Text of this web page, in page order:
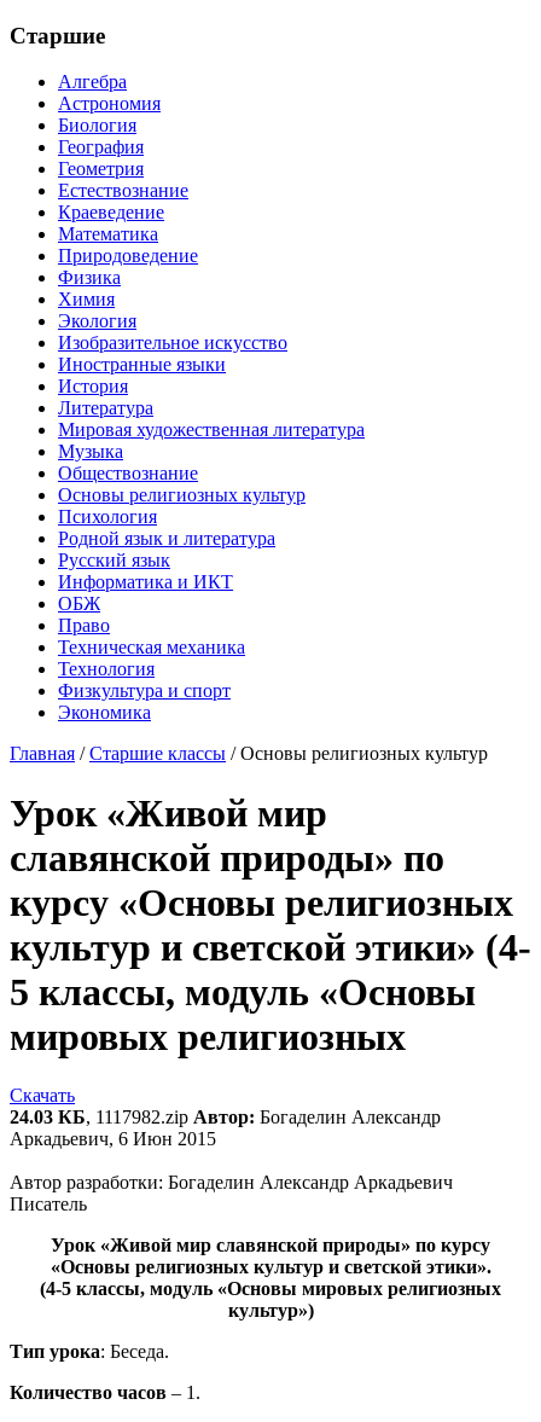
Старшие
Алгебра
Астрономия
Биология
География
Геометрия
Естествознание
Краеведение
Математика
Природоведение
Физика
Химия
Экология
Изобразительное искусство
Иностранные языки
История
Литература
Мировая художественная литература
Музыка
Обществознание
Основы религиозных культур
Психология
Родной язык и литература
Русский язык
Информатика и ИКТ
ОБЖ
Право
Техническая механика
Технология
Физкультура и спорт
Экономика
Главная /Старшие классы /Основы религиозных культур
Урок «Живой мир
славянской природы» по
курсу «Основы религиозных
культур и светской этики» (4-
5 классы, модуль «Основы
мировых религиозных
Скачать
24.03 КБ, 1117982.zip Автор: Богаделин Александр
Аркадьевич, 6 Июн 2015
Автор разработки: Богаделин Александр Аркадьевич
Писатель
Урок «Живой мир славянской природы» по курсу
«Основы религиозных культур и светской этики».
(4-5 классы, модуль «Основы мировых религиозных
культур»)
Тип урока: Беседа.
Количество часов – 1.